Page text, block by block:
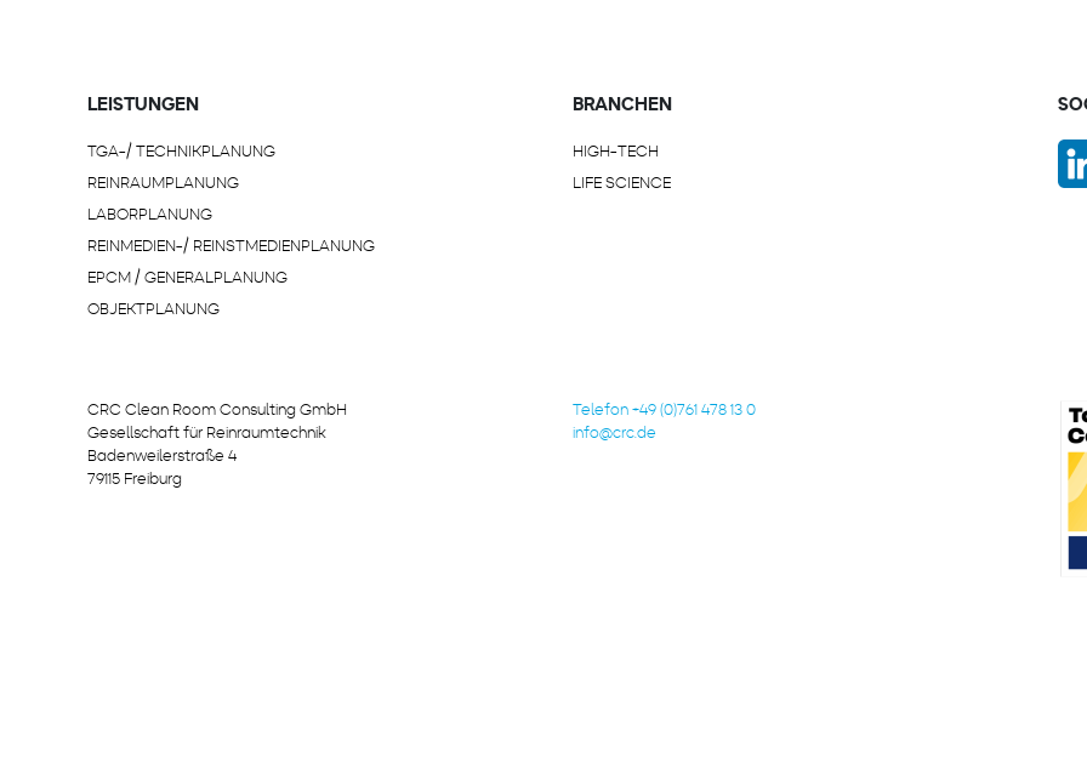
LEISTUNGEN
TGA-/ TECHNIKPLANUNG
REINRAUMPLANUNG
LABORPLANUNG
REINMEDIEN-/ REINSTMEDIENPLANUNG
EPCM / GENERALPLANUNG
OBJEKTPLANUNG
BRANCHEN
HIGH-TECH
LIFE SCIENCE
CRC Clean Room Consulting GmbH
Gesellschaft für Reinraumtechnik
Badenweilerstraße 4
79115 Freiburg
Telefon +49 (0)761 478 13 0
info@crc.de